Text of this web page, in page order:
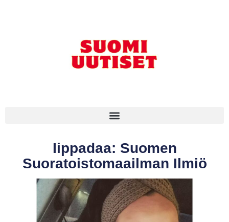
Iippadaa: Suomen
Suoratoistomaailman Ilmiö